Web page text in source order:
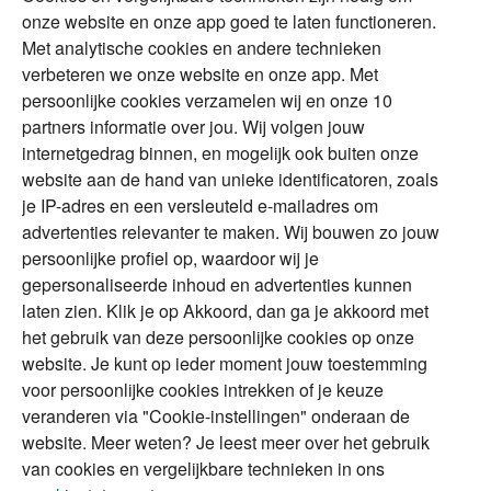
Duurzaam
Vermogensplanning
Tweede huis in
buitenland
DGA
Erfenis
Specialisten
Financial Focus
magazine
The Exit Years
Contact
Alles voor en over vermogenden.
Over ABN AMRO Veiligheid
Privacy & Cookies
Toegankelijkheid
Disclaimer RSS
onze website en onze app goed te laten functioneren.
Met analytische cookies en andere technieken
verbeteren we onze website en onze app. Met
persoonlijke cookies verzamelen wij en onze 10
partners informatie over jou. Wij volgen jouw
internetgedrag binnen, en mogelijk ook buiten onze
website aan de hand van unieke identificatoren, zoals
je IP-adres en een versleuteld e-mailadres om
advertenties relevanter te maken. Wij bouwen zo jouw
persoonlijke profiel op, waardoor wij je
gepersonaliseerde inhoud en advertenties kunnen
laten zien. Klik je op Akkoord, dan ga je akkoord met
het gebruik van deze persoonlijke cookies op onze
website. Je kunt op ieder moment jouw toestemming
voor persoonlijke cookies intrekken of je keuze
veranderen via "Cookie-instellingen" onderaan de
website. Meer weten? Je leest meer over het gebruik
van cookies en vergelijkbare technieken in ons